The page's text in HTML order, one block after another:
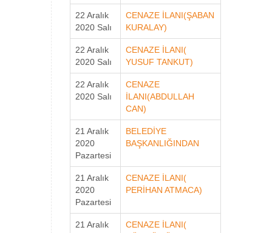
22 Aralık
2020 Salı
CENAZE İLANI(ŞABAN
KURALAY)
22 Aralık
2020 Salı
CENAZE İLANI(
YUSUF TANKUT)
22 Aralık
2020 Salı
CENAZE
İLANI(ABDULLAH
CAN)
21 Aralık
2020
Pazartesi
BELEDİYE
BAŞKANLIĞINDAN
21 Aralık
2020
Pazartesi
CENAZE İLANI(
PERİHAN ATMACA)
21 Aralık
CENAZE İLANI(